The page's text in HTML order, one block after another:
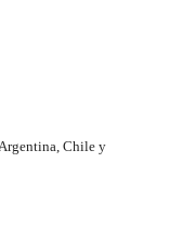
Chile y